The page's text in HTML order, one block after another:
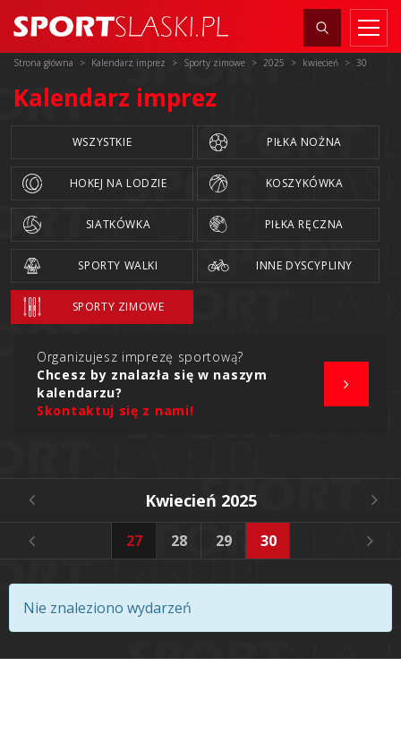
Strona główna Kalendarz imprez Sporty zimowe 2025 kwiecień 30
Kalendarz imprez
WSZYSTKIE PIŁKA NOŻNA
HOKEJ NA LODZIE KOSZYKÓWKA
SIATKÓWKA PIŁKA RĘCZNA
SPORTY WALKI INNE DYSCYPLINY
SPORTY ZIMOWE
Organizujesz imprezę sportową?
Chcesz by znalazła się w naszym
kalendarzu?
Skontaktuj się z nami!
Kwiecień 2025
27 28 29 30
Nie znaleziono wydarzeń